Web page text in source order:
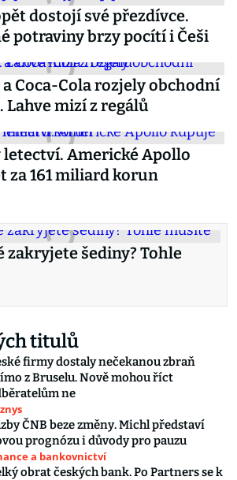
dostojí své přezdívce.
potraviny brzy pocítí i Češi
Coca-Cola rozjely obchodní
Lahve mizí z regálů
letectví. Americké Apollo
za 161 miliard korun
zakryjete šediny? Tohle
titulů
firmy dostaly nečekanou zbraň
z Bruselu. Nově mohou říct
ne
ČNB beze změny. Michl představí
prognózu i důvody pro pauzu
a bankovnictví
obrat českých bank. Po Partners se k